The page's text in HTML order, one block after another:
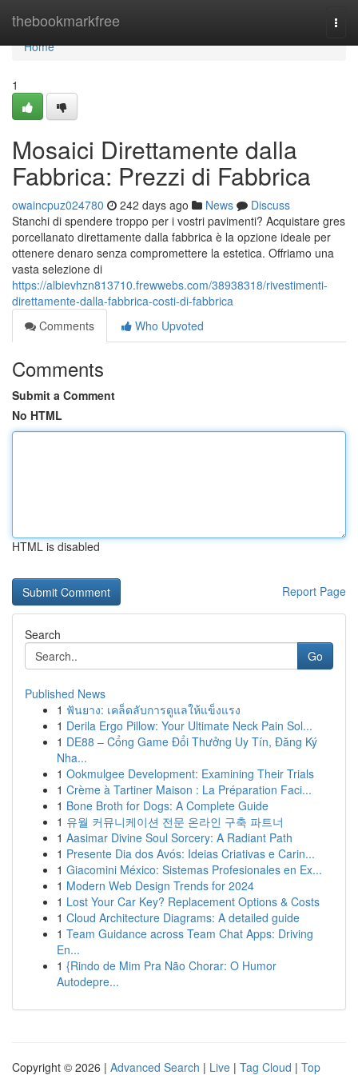
thebookmarkfree
Home
Home
1
Mosaici Direttamente dalla
Fabbrica: Prezzi di Fabbrica
owaincpuz024780 242 days ago News
Discuss
Stanchi di spendere troppo per i vostri pavimenti? Acquistare gres
porcellanato direttamente dalla fabbrica è la opzione ideale per
ottenere denaro senza compromettere la estetica. Offriamo una
vasta selezione di
https://albievhzn813710.frewwebs.com/38938318/rivestimenti-
direttamente-dalla-fabbrica-costi-di-fabbrica
Comments
Who Upvoted
Comments
Submit a Comment
No HTML
HTML is disabled
Report Page
Search
Go
Published News
1 ฟันยาง: เคล็ดลับการดูแลให้แข็งแรง
1 Derila Ergo Pillow: Your Ultimate Neck Pain Sol...
1 DE88 – Cổng Game Đổi Thưởng Uy Tín, Đăng Ký
Nha...
1 Ookmulgee Development: Examining Their Trials
1 Crème à Tartiner Maison : La Préparation Faci...
1 Bone Broth for Dogs: A Complete Guide
1 유월 커뮤니케이션 전문 온라인 구축 파트너
1 Aasimar Divine Soul Sorcery: A Radiant Path
1 Presente Dia dos Avós: Ideias Criativas e Carin...
1 Giacomini México: Sistemas Profesionales en Ex...
1 Modern Web Design Trends for 2024
1 Lost Your Car Key? Replacement Options & Costs
1 Cloud Architecture Diagrams: A detailed guide
1 Team Guidance across Team Chat Apps: Driving
En...
1 {Rindo de Mim Pra Não Chorar: O Humor
Autodepre...
Copyright © 2026 | Advanced Search | Live | Tag Cloud | Top